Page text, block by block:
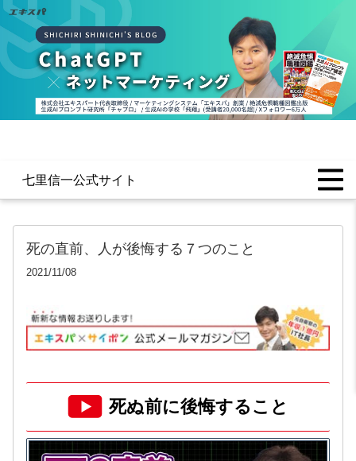
七里信一公式サイト
死の直前、人が後悔する７つのこと
2021/11/08
死ぬ前に後悔すること